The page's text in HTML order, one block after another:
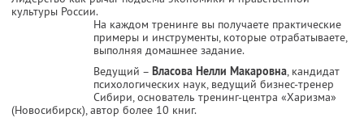
культуры России.
На каждом тренинге вы получаете практические
примеры и инструменты, которые отрабатываете,
выполняя домашнее задание.
Ведущий – Власова Нелли Макаровна, кандидат
психологических наук, ведущий бизнес-тренер
Сибири, основатель тренинг-центра «Харизма»
(Новосибирск), автор более 10 книг.